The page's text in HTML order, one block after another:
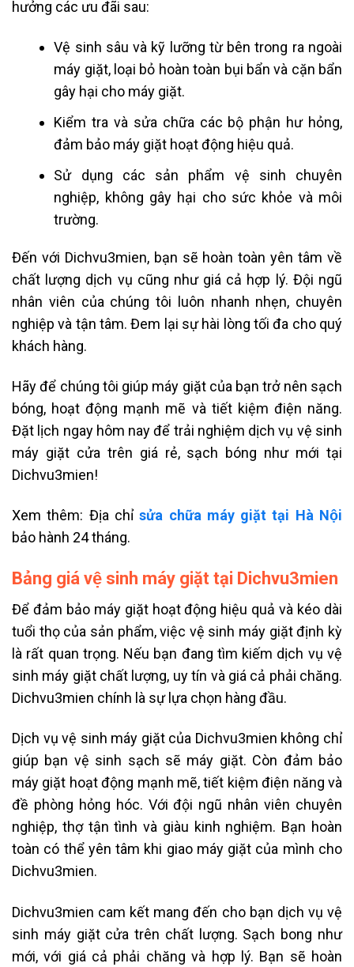
hưởng các ưu đãi sau:
Vệ sinh sâu và kỹ lưỡng từ bên trong ra ngoài
máy giặt, loại bỏ hoàn toàn bụi bẩn và cặn bẩn
gây hại cho máy giặt.
Kiểm tra và sửa chữa các bộ phận hư hỏng,
đảm bảo máy giặt hoạt động hiệu quả.
Sử dụng các sản phẩm vệ sinh chuyên
nghiệp, không gây hại cho sức khỏe và môi
trường.
Đến với Dichvu3mien, bạn sẽ hoàn toàn yên tâm về
chất lượng dịch vụ cũng như giá cả hợp lý. Đội ngũ
nhân viên của chúng tôi luôn nhanh nhẹn, chuyên
nghiệp và tận tâm. Đem lại sự hài lòng tối đa cho quý
khách hàng.
Hãy để chúng tôi giúp máy giặt của bạn trở nên sạch
bóng, hoạt động mạnh mẽ và tiết kiệm điện năng.
Đặt lịch ngay hôm nay để trải nghiệm dịch vụ vệ sinh
máy giặt cửa trên giá rẻ, sạch bóng như mới tại
Dichvu3mien!
Xem thêm: Địa chỉsửa chữa máy giặt tại Hà Nội
bảo hành 24 tháng.
Bảng giá vệ sinh máy giặt tại Dichvu3mien
Để đảm bảo máy giặt hoạt động hiệu quả và kéo dài
tuổi thọ của sản phẩm, việc vệ sinh máy giặt định kỳ
là rất quan trọng. Nếu bạn đang tìm kiếm dịch vụ vệ
sinh máy giặt chất lượng, uy tín và giá cả phải chăng.
Dichvu3mien chính là sự lựa chọn hàng đầu.
Dịch vụ vệ sinh máy giặt của Dichvu3mien không chỉ
giúp bạn vệ sinh sạch sẽ máy giặt. Còn đảm bảo
máy giặt hoạt động mạnh mẽ, tiết kiệm điện năng và
đề phòng hỏng hóc. Với đội ngũ nhân viên chuyên
nghiệp, thợ tận tình và giàu kinh nghiệm. Bạn hoàn
toàn có thể yên tâm khi giao máy giặt của mình cho
Dichvu3mien.
Dichvu3mien cam kết mang đến cho bạn dịch vụ vệ
sinh máy giặt cửa trên chất lượng. Sạch bong như
mới, với giá cả phải chăng và hợp lý. Bạn sẽ hoàn